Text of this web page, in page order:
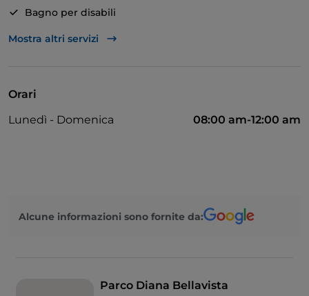
Bagno per disabili
Animali ammessi
Mostra altri servizi
Orari
Lunedì - Domenica
08:00 am-12:00 am
Alcune informazioni sono fornite da:
Parco Diana Bellavista